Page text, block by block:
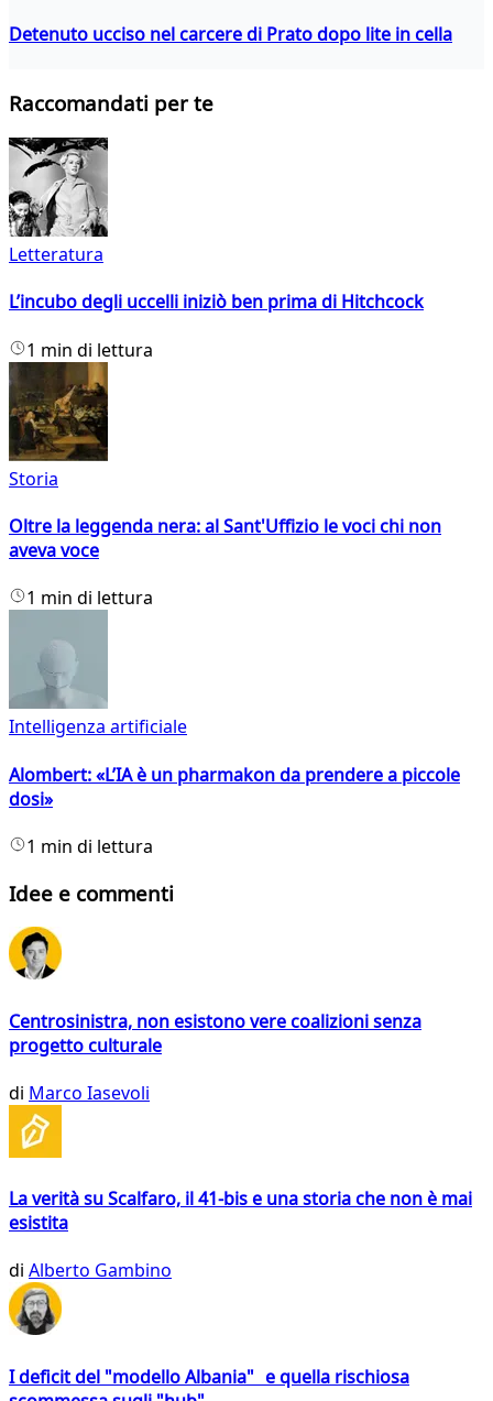
Detenuto ucciso nel carcere di Prato dopo lite in cella
Raccomandati per te
Letteratura
L’incubo degli uccelli iniziò ben prima di Hitchcock
1 min di lettura
Storia
Oltre la leggenda nera: al Sant'Uffizio le voci chi non
aveva voce
1 min di lettura
Intelligenza artificiale
Alombert: «L’IA è un pharmakon da prendere a piccole
dosi»
1 min di lettura
Idee e commenti
Centrosinistra, non esistono vere coalizioni senza
progetto culturale
di Marco Iasevoli
La verità su Scalfaro, il 41-bis e una storia che non è mai
esistita
di Alberto Gambino
I deficit del "modello Albania" e quella rischiosa